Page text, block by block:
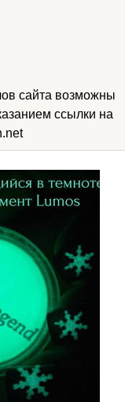
сайта возможны
ссылки на